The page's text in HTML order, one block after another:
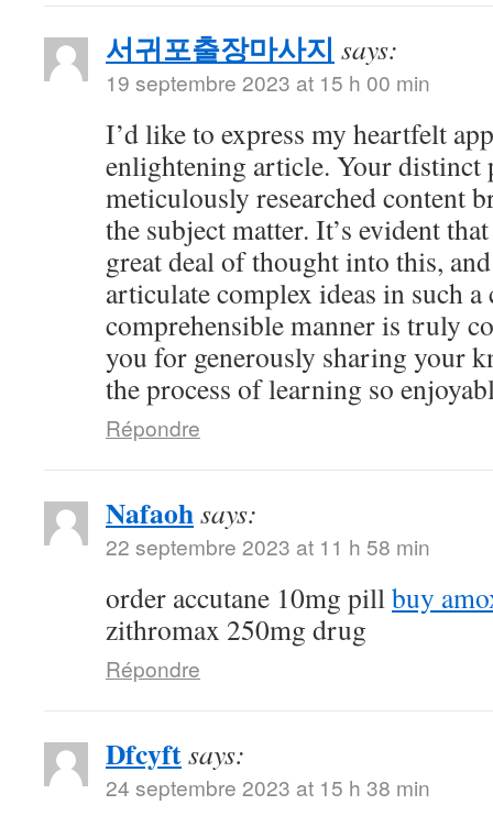
서귀포출장마사지 says:
19 septembre 2023 at 15 h 00 min
I’d like to express my heartfelt
enlightening article. Your distinct
meticulously researched content
the subject matter. It’s evident
great deal of thought into this,
articulate complex ideas in such a
comprehensible manner is truly
you for generously sharing your
the process of learning so
Répondre
Nafaohsays:
22 septembre 2023 at 11 h 58 min
order accutane 10mg pillbuy
zithromax 250mg drug
Répondre
Dfcyftsays:
24 septembre 2023 at 15 h 38 min